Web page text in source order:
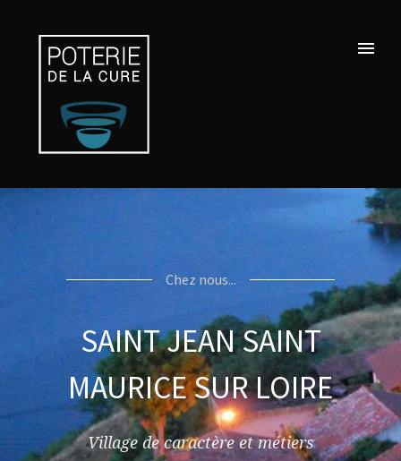
Chez nous...
SAINT JEAN SAINT
MAURICE SUR LOIRE
Village de caractère et métiers